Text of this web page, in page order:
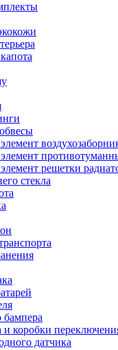
решетки
стекла
бампера
и коробки
датчика